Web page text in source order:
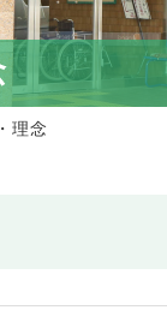
理念